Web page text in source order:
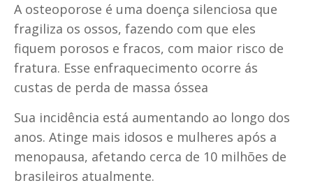
A osteoporose é uma doença silenciosa que
fragiliza os ossos, fazendo com que eles
fiquem porosos e fracos, com maior risco de
fratura. Esse enfraquecimento ocorre ás
custas de perda de massa óssea
Sua incidência está aumentando ao longo dos
anos. Atinge mais idosos e mulheres após a
menopausa, afetando cerca de 10 milhões de
brasileiros atualmente.